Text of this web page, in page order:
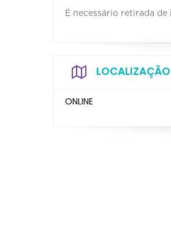
É necessário retirada
LOCALIZAÇÃO
ONLINE